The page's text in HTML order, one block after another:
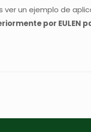
ver un ejemplo de
por EULEN